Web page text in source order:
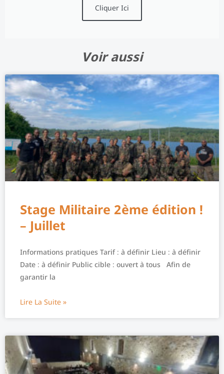
Cliquer Ici
Voir aussi
Stage Militaire 2ème édition !
– Juillet
Informations pratiques Tarif : à définir Lieu : à définir
Date : à définir Public cible : ouvert à tous Afin de
garantir la
Lire La Suite »